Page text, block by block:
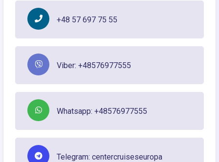
+48 57 697 75 55
Viber: +48576977555
Whatsapp: +48576977555
Telegram: centercruiseseuropa